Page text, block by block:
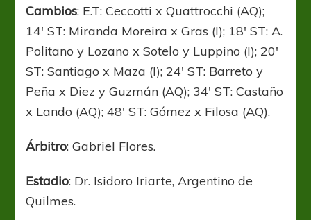
Cambios: E.T: Ceccotti x Quattrocchi (AQ);
14′ ST: Miranda Moreira x Gras (I); 18′ ST: A.
Politano y Lozano x Sotelo y Luppino (I); 20′
ST: Santiago x Maza (I); 24′ ST: Barreto y
Peña x Diez y Guzmán (AQ); 34′ ST: Castaño
x Lando (AQ); 48′ ST: Gómez x Filosa (AQ).
Árbitro: Gabriel Flores.
Estadio: Dr. Isidoro Iriarte, Argentino de
Quilmes.